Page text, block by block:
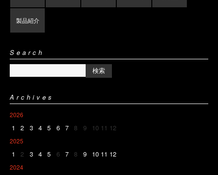
製品紹介
Search
Archives
2026
1 2 3 4 5 6 7 8 9 10 11 12
2025
1 2 3 4 5 6 7 8 9 10 11 12
2024